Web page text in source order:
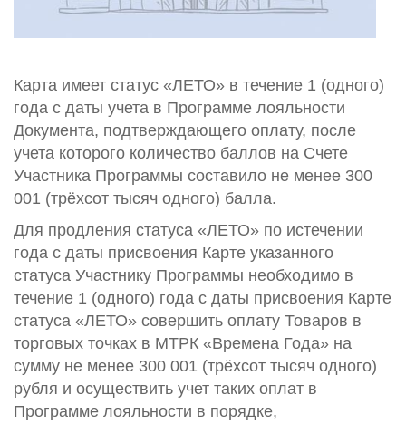
Карта имеет статус «ЛЕТО» в течение 1 (одного)
года с даты учета в Программе лояльности
Документа, подтверждающего оплату, после
учета которого количество баллов на Счете
Участника Программы составило не менее 300
001 (трёхсот тысяч одного) балла.
Для продления статуса «ЛЕТО» по истечении
года с даты присвоения Карте указанного
статуса Участнику Программы необходимо в
течение 1 (одного) года с даты присвоения Карте
статуса «ЛЕТО» совершить оплату Товаров в
торговых точках в МТРК «Времена Года» на
сумму не менее 300 001 (трёхсот тысяч одного)
рубля и осуществить учет таких оплат в
Программе лояльности в порядке,